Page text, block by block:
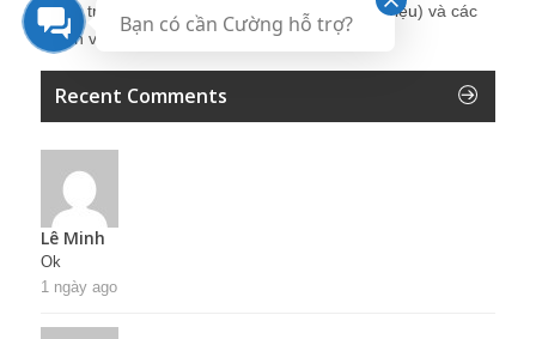
Quản trị Nhân sự Nguyễn Hùng Cường (
giới thiệu) và các
thành viên khác trong cộng đồng Nhân sự.
Recent Comments
Lê Minh
Ok
1 ngày ago
Bạn có cần Cường hỗ trợ?